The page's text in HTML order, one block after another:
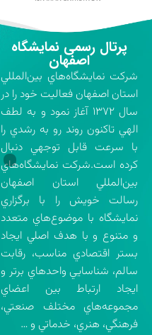
پرتال رسمی نمایشگاه
اصفهان
شركت نمايشگاه‌هاي بين‌المللي
استان اصفهان فعاليت خود را در
سال ۱۳۷۲ آغاز نمود و به لطف
الهي تاكنون روند رو به رشدي را
با سرعت قابل توجهي دنبال
كرده است.شركت نمايشگاه‌هاي
بين‌المللي استان اصفهان
رسالت خويش را با برگزاري
نمايشگاه با موضوع‌هاي متعدد
و متنوع و با هدف اصلي ايجاد
بستر اقتصادي مناسب، رقابت
سالم، شناسايي واحدهاي برتر و
ايجاد ارتباط بين اعضاي
مجموعه‌هاي مختلف صنعتي،
فرهنگي، هنري، خدماتي و …